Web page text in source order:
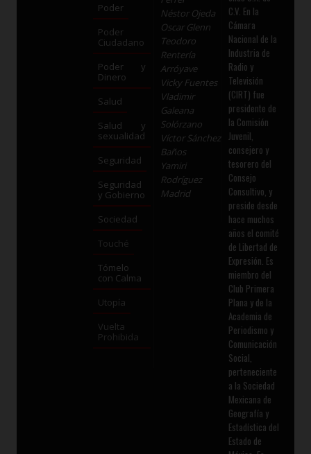
Poder
Poder
Ciudadano
Poder y
Dinero
Salud
Salud y
sexualidad
Seguridad
Seguridad
y Gobierno
Sociedad
Touché
Tómelo
con Calma
Utopía
Vuelta
Prohibida
Néstor Ojeda
Oscar Glenn
Teodoro
Rentería
Arróyave
Vicky Fuentes
Vladimir
Galeana
Solórzano
Víctor Sánchez
Baños
Yamiri
Rodríguez
Madrid
C.V. En la
Cámara
Nacional de la
Industria de
Radio y
Televisión
(CIRT) fue
presidente de
la Comisión
Juvenil,
consejero y
tesorero del
Consejo
Consultivo, y
preside desde
hace muchos
años el comité
de Libertad de
Expresión. Es
miembro del
Club Primera
Plana y de la
Academia de
Periodismo y
Comunicación
Social,
perteneciente
a la Sociedad
Mexicana de
Geografía y
Estadística del
Estado de